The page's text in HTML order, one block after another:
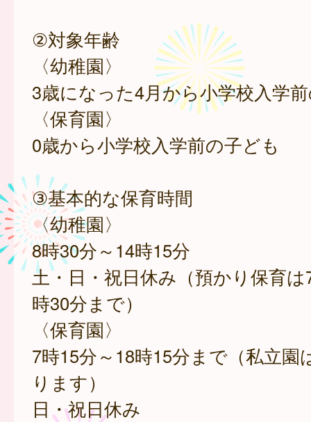
②対象年齢
〈幼稚園〉
3歳になった4月から小学校入学
〈保育園〉
0歳から小学校入学前の子ども
③基本的な保育時間
〈幼稚園〉
8時30分～14時15分
土・日・祝日休み（預かり保育は
時30分まで）
〈保育園〉
7時15分～18時15分まで（私立園
ります）
日・祝日休み